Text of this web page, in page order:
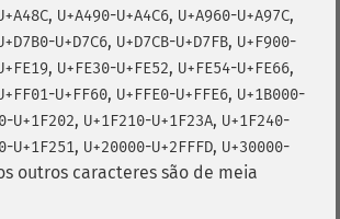
, U+A490-U+A4C6, U+A960-U+A97C,
-U+D7C6, U+D7CB-U+D7FB, U+F900-
, U+FE30-U+FE52, U+FE54-U+FE66,
-U+FF60, U+FFE0-U+FFE6, U+1B000-
-U+1F202, U+1F210-U+1F23A, U+1F240-
-U+1F251, U+20000-U+2FFFD, U+30000-
outros caracteres são de meia